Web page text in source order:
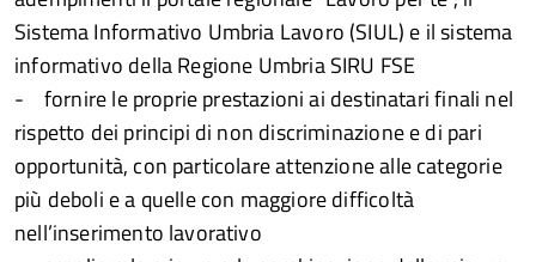
Sistema Informativo Umbria Lavoro (SIUL) e il sistema
informativo della Regione Umbria SIRU FSE
- fornire le proprie prestazioni ai destinatari finali nel
rispetto dei principi di non discriminazione e di pari
opportunità, con particolare attenzione alle categorie
più deboli e a quelle con maggiore difficoltà
nell’inserimento lavorativo